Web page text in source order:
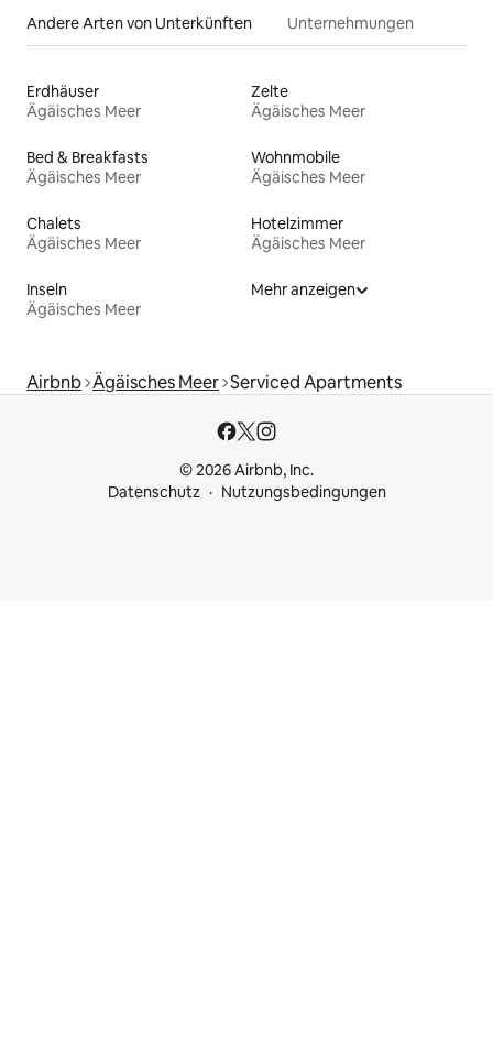
Andere Arten von Unterkünften Unternehmungen
Erdhäuser
Ägäisches Meer
Zelte
Ägäisches Meer
Bed & Breakfasts
Ägäisches Meer
Wohnmobile
Ägäisches Meer
Chalets
Ägäisches Meer
Hotelzimmer
Ägäisches Meer
Inseln
Ägäisches Meer
Mehr anzeigen
Airbnb Ägäisches Meer Serviced Apartments
© 2026 Airbnb, Inc.
Datenschutz
Nutzungsbedingungen